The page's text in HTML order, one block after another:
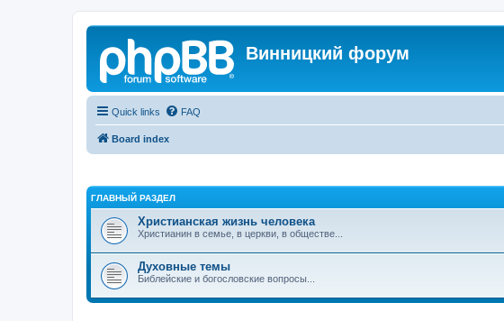
Винницкий форум
Quick links FAQ
Board index
ГЛАВНЫЙ РАЗДЕЛ
Христианская жизнь человека
Христианин в семье, в церкви, в обществе...
Духовные темы
Библейские и богословские вопросы...